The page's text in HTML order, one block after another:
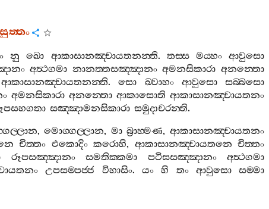
නු ඛො ආකාසානඤ‍්චායතනන‍්ති. තස‍්ස මය‍්හං ආවුසො
අත්‍ථගමා නානත‍්තසඤ‍්ඤානං අමනසිකාරා අනන‍්තො
ආකාසානඤ‍්චායතනන‍්ති.සො ඛ‍්වාහං ආවුසො
සබ‍්බසො
අමනසිකාරා අනන‍්තො ආකාසොති ආකාසානඤ‍්චායතනං
සඤ‍්ඤාමනසිකාරා සමුදාචරන‍්ති.
,මොග‍්ගල‍්ලාන, මා බ්‍රාහ‍්මණ, ආකාසානඤ‍්චායතනං
චිත‍්තං එකොදිං කරොහි, ආකාසානඤ‍්චායතනෙ චිත‍්තං
රූපසඤ‍්ඤානං සමතික‍්කමා පටිඝසඤ‍්ඤානං
අත්‍ථගමා
උපසම‍්පජ‍්ජ විහාසිං. යං හි තං ආවුසො
සම‍්මා